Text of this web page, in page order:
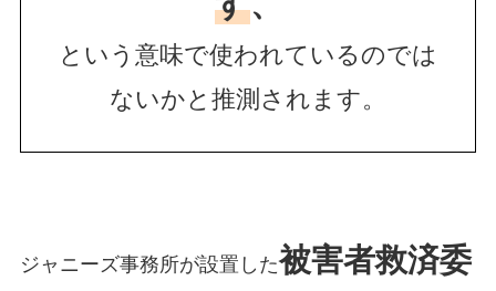
という意味で使われているのでは
ないかと推測されます。
ジャニーズ事務所が設置した被害者救済委